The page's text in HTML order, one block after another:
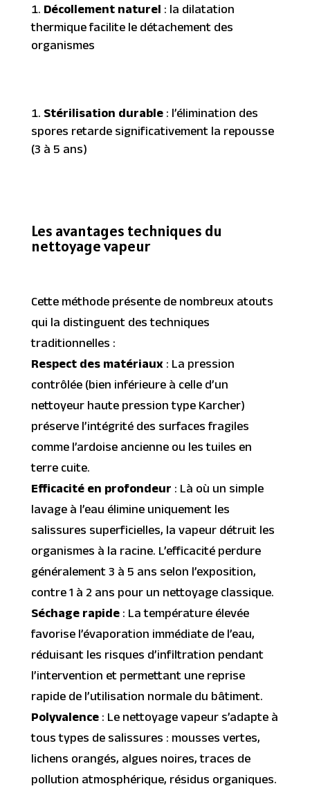
Décollement naturel: la dilatation
thermique facilite le détachement des
organismes
Stérilisation durable: l’élimination des
spores retarde significativement la repousse
(3 à 5 ans)
Les avantages techniques du
nettoyage vapeur
Cette méthode présente de nombreux atouts
qui la distinguent des techniques
traditionnelles :
Respect des matériaux: La pression
contrôlée (bien inférieure à celle d’un
nettoyeur haute pression type Karcher)
préserve l’intégrité des surfaces fragiles
comme l’ardoise ancienne ou les tuiles en
terre cuite.
Efficacité en profondeur: Là où un simple
lavage à l’eau élimine uniquement les
salissures superficielles, la vapeur détruit les
organismes à la racine. L’efficacité perdure
généralement 3 à 5 ans selon l’exposition,
contre 1 à 2 ans pour un nettoyage classique.
Séchage rapide: La température élevée
favorise l’évaporation immédiate de l’eau,
réduisant les risques d’infiltration pendant
l’intervention et permettant une reprise
rapide de l’utilisation normale du bâtiment.
Polyvalence: Le nettoyage vapeur s’adapte à
tous types de salissures : mousses vertes,
lichens orangés, algues noires, traces de
pollution atmosphérique, résidus organiques.